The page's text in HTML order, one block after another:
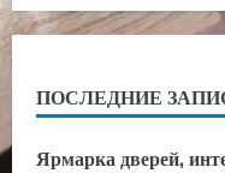
ПОСЛЕДНИЕ
Ярмарка дверей,